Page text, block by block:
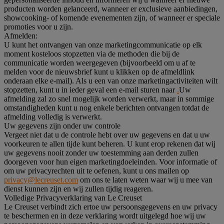
producten worden gelanceerd, wanneer er exclusieve aanbiedingen,
showcooking- of komende evenementen zijn, of wanneer er speciale
promoties voor u zijn.
Afmelden:
U kunt het ontvangen van onze marketingcommunicatie op elk
moment kosteloos stopzetten via de methoden die bij de
communicatie worden weergegeven (bijvoorbeeld om u af te
melden voor de nieuwsbrief kunt u klikken op de afmeldlink
onderaan elke e-mail). Als u een van onze marketingactiviteiten wilt
stopzetten, kunt u in ieder geval een e-mail sturen naar .Uw
afmelding zal zo snel mogelijk worden verwerkt, maar in sommige
omstandigheden kunt u nog enkele berichten ontvangen totdat de
afmelding volledig is verwerkt.
Uw gegevens zijn onder uw controle
Vergeet niet dat u de controle hebt over uw gegevens en dat u uw
voorkeuren te allen tijde kunt beheren. U kunt erop rekenen dat wij
uw gegevens nooit zonder uw toestemming aan derden zullen
doorgeven voor hun eigen marketingdoeleinden. Voor informatie of
om uw privacyrechten uit te oefenen, kunt u ons mailen op
privacy@lecreuset.com om ons te laten weten waar wij u mee van
dienst kunnen zijn en wij zullen tijdig reageren.
Volledige Privacyverklaring van Le Creuset
Le Creuset verbindt zich ertoe uw persoonsgegevens en uw privacy
te beschermen en in deze verklaring wordt uitgelegd hoe wij uw